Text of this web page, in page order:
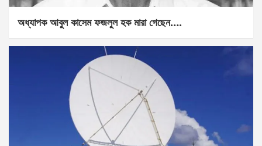
অধ্যাপক আবুল কাসেম ফজলুল হক মারা গেছেন….